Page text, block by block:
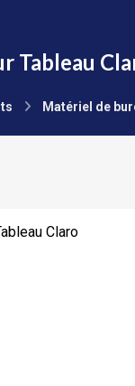
Tableau
Matériel de